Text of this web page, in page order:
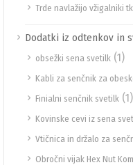
Trde navlažijo vžigalniki
Dodatki iz odtenkov in
obsežki sena svetilk (1)
Kabli za senčnik za
Finialni senčnik svetilk (1)
Kovinske cevi iz sena
Vtičnica in držalo za
Obročni vijak Hex Nut